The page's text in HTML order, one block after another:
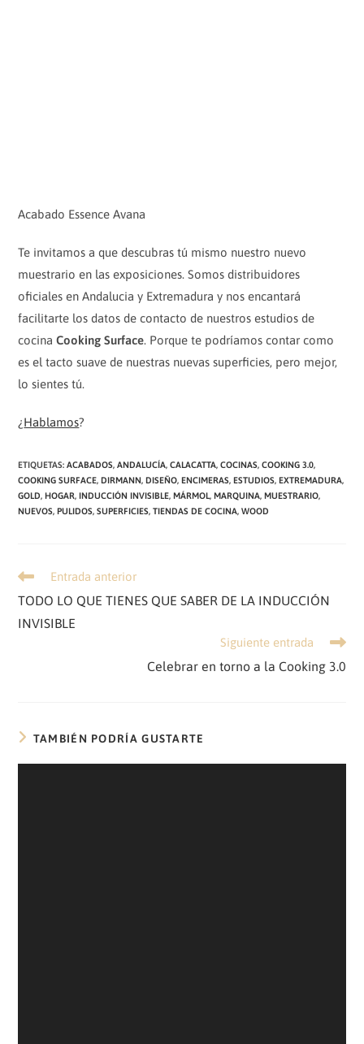
Acabado Essence Avana
Te invitamos a que descubras tú mismo nuestro nuevo
muestrario en las exposiciones. Somos distribuidores
oficiales en Andalucia y Extremadura y nos encantará
facilitarte los datos de contacto de nuestros estudios de
cocinaCooking Surface. Porque te podríamos contar como
es el tacto suave de nuestras nuevas superficies, pero mejor,
lo sientes tú.
¿Hablamos?
ETIQUETAS:ACABADOS, ANDALUCÍA, CALACATTA, COCINAS, COOKING 3.0,
COOKING SURFACE, DIRMANN, DISEÑO, ENCIMERAS, ESTUDIOS, EXTREMADURA,
GOLD, HOGAR, INDUCCIÓN INVISIBLE, MÁRMOL, MARQUINA, MUESTRARIO,
NUEVOS, PULIDOS, SUPERFICIES, TIENDAS DE COCINA, WOOD
Leer
artículos
Entrada anterior
TODO LO QUE TIENES QUE SABER DE LA INDUCCIÓN
INVISIBLE
Siguiente entrada
Celebrar en torno a la Cooking 3.0
TAMBIÉN PODRÍA GUSTARTE